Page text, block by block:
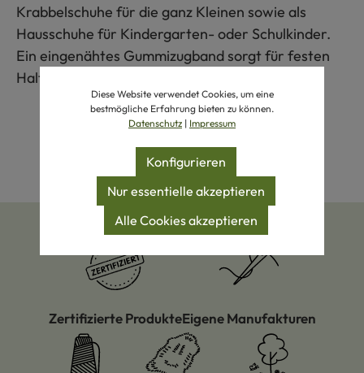
Krabbelschuhe für die ganz Kleinen sowie als
Hausschuhe für Kindergarten- oder Schulkinder.
Ein eingenähtes Gummizugband sorgt für festen
Halt am Fuß.
Zertifizierte ProdukteEigene Manufakturen
Diese Website verwendet Cookies, um eine
bestmögliche Erfahrung bieten zu können.
Datenschutz | Impressum
Nur essentielle akzeptieren
Konfigurieren
Alle Cookies akzeptieren